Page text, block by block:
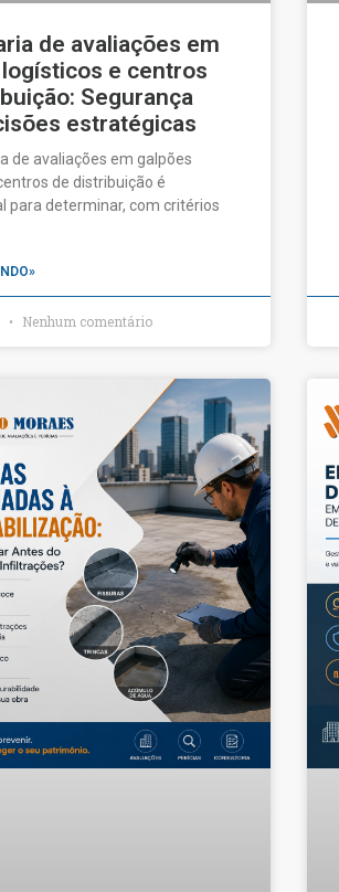
de avaliações em
e centros
Segurança
estratégicas
de avaliações em galpões
de distribuição é
para determinar, com critérios
Nenhum comentário